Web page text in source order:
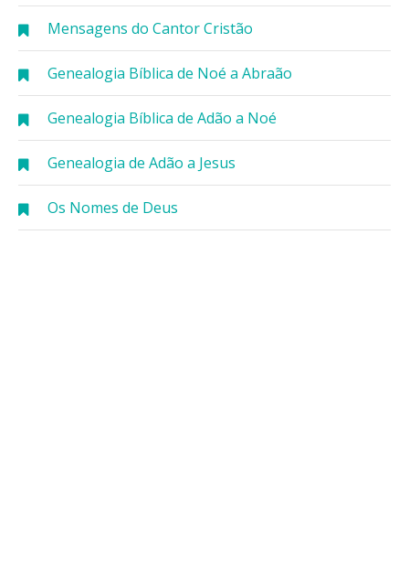
Mensagens do Cantor Cristão
Genealogia Bíblica de Noé a Abraão
Genealogia Bíblica de Adão a Noé
Genealogia de Adão a Jesus
Os Nomes de Deus